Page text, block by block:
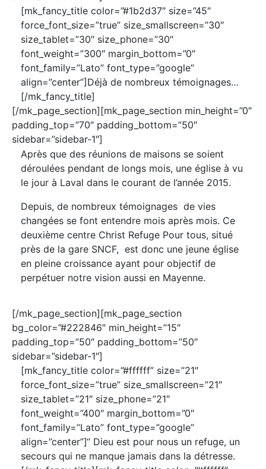
[mk_fancy_title color=”#1b2d37″ size=”45″
force_font_size=”true” size_smallscreen=”30″
size_tablet=”30″ size_phone=”30″
font_weight=”300″ margin_bottom=”0″
font_family=”Lato” font_type=”google”
align=”center”]Déjà de nombreux témoignages…
[/mk_fancy_title]
[/mk_page_section][mk_page_section min_height=”0″
padding_top=”70″ padding_bottom=”50″
sidebar=”sidebar-1″]
Après que des réunions de maisons se soient
déroulées pendant de longs mois, une église à vu
le jour à Laval dans le courant de l’année 2015.
Depuis, de nombreux témoignages de vies
changées se font entendre mois après mois. Ce
deuxième centre Christ Refuge Pour tous, situé
près de la gare SNCF, est donc une jeune église
en pleine croissance ayant pour objectif de
perpétuer notre vision aussi en Mayenne.
[/mk_page_section][mk_page_section
bg_color=”#222846″ min_height=”15″
padding_top=”50″ padding_bottom=”50″
sidebar=”sidebar-1″]
[mk_fancy_title color=”#ffffff” size=”21″
force_font_size=”true” size_smallscreen=”21″
size_tablet=”21″ size_phone=”21″
font_weight=”400″ margin_bottom=”0″
font_family=”Lato” font_type=”google”
align=”center”]‘‘ Dieu est pour nous un refuge, un
secours qui ne manque jamais dans la détresse.